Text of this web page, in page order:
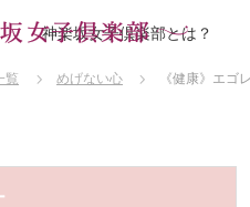
神楽坂女子倶楽部とは？
覧
めげない心 《健康》エゴ